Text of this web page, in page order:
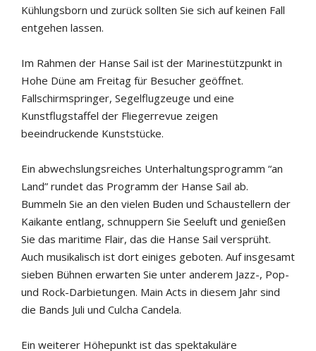
Kühlungsborn und zurück sollten Sie sich auf keinen Fall
entgehen lassen.
Im Rahmen der Hanse Sail ist der Marinestützpunkt in
Hohe Düne am Freitag für Besucher geöffnet.
Fallschirmspringer, Segelflugzeuge und eine
Kunstflugstaffel der Fliegerrevue zeigen
beeindruckende Kunststücke.
Ein abwechslungsreiches Unterhaltungsprogramm “an
Land” rundet das Programm der Hanse Sail ab.
Bummeln Sie an den vielen Buden und Schaustellern der
Kaikante entlang, schnuppern Sie Seeluft und genießen
Sie das maritime Flair, das die Hanse Sail versprüht.
Auch musikalisch ist dort einiges geboten. Auf insgesamt
sieben Bühnen erwarten Sie unter anderem Jazz-, Pop-
und Rock-Darbietungen. Main Acts in diesem Jahr sind
die Bands Juli und Culcha Candela.
Ein weiterer Höhepunkt ist das spektakuläre